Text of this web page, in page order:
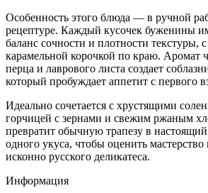
Особенность этого блюда — в ручной
рецептуре. Каждый кусочек буженины
баланс сочности и плотности текстуры,
карамельной корочкой по краю. Аромат
перца и лаврового листа создает
который пробуждает аппетит с первого
Идеально сочетается с хрустящими
горчицей с зернами и свежим ржаным
превратит обычную трапезу в
одного укуса, чтобы оценить мастерство
исконно русского деликатеса.
Информация